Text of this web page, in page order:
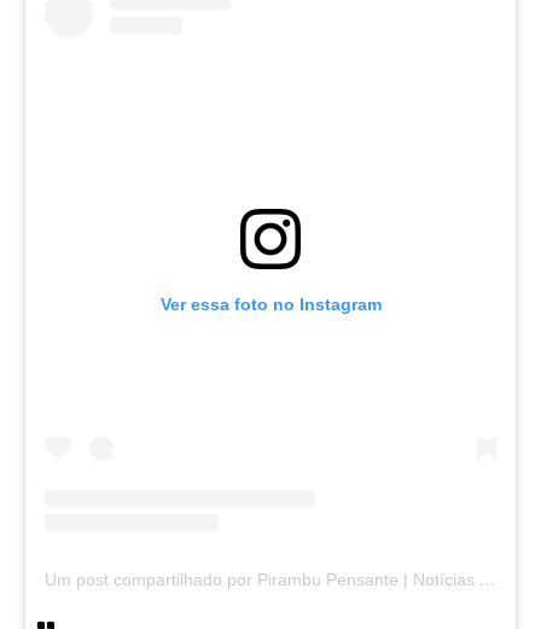
Ver essa foto no Instagram
Um post compartilhado por Pirambu Pensante | Notícias & Entretenimento (@pirambupensante)